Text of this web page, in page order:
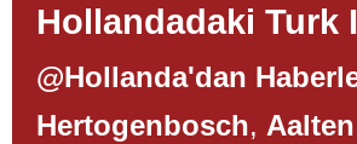
Hollandadaki Turk
@Hollanda'dan
Hertogenbosch, Aalten